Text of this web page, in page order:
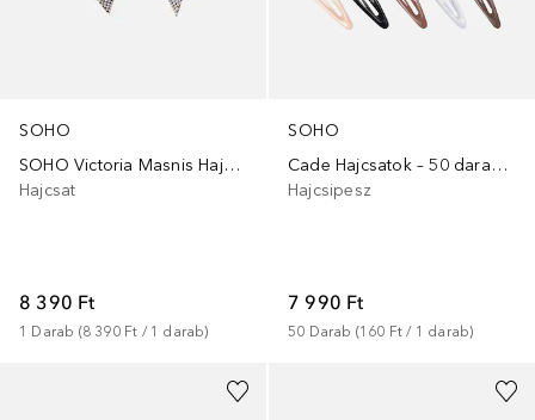
SOHO
SOHO Victoria Masnis Hajcsat
Hajcsat
8 390 Ft
1 Darab (8 390 Ft / 1 darab)
SOHO
Cade Hajcsatok – 50 darabos készlet, klasszikus stílusban
Hajcsipesz
7 990 Ft
50 Darab (160 Ft / 1 darab)